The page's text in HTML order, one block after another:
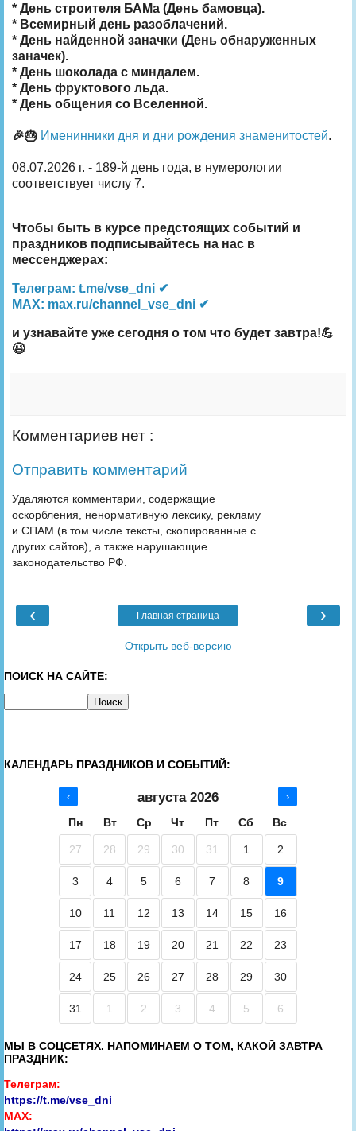
* День строителя БАМа (День бамовца).
* Всемирный день разоблачений.
* День найденной заначки (День обнаруженных
заначек).
* День шоколада с миндалем.
* День фруктового льда.
* День общения со Вселенной.
🎉🎂 Именинники дня и дни рождения знаменитостей.
08.07.2026 г. - 189-й день года, в нумерологии
соответствует числу 7.
Чтобы быть в курсе предстоящих событий и
праздников подписывайтесь на нас в
мессенджерах:
Телеграм: t.me/vse_dni ✔
MAX: max.ru/channel_vse_dni ✔
и узнавайте уже сегодня о том что будет завтра!💪
😉
Комментариев нет :
Отправить комментарий
Удаляются комментарии, содержащие
оскорбления, ненормативную лексику, рекламу
и СПАМ (в том числе тексты, скопированные с
других сайтов), а также нарушающие
законодательство РФ.
‹ ›
Главная страница
Открыть веб-версию
ПОИСК НА САЙТЕ:
КАЛЕНДАРЬ ПРАЗДНИКОВ И СОБЫТИЙ:
‹ августа 2026 ›
Пн Вт Ср Чт Пт Сб Вс
27 28 29 30 31 1 2
3 4 5 6 7 8 9
10 11 12 13 14 15 16
17 18 19 20 21 22 23
24 25 26 27 28 29 30
31 1 2 3 4 5 6
МЫ В СОЦСЕТЯХ. НАПОМИНАЕМ О ТОМ, КАКОЙ ЗАВТРА
ПРАЗДНИК:
Телеграм:
https://t.me/vse_dni
MAX: